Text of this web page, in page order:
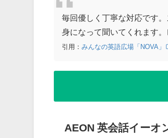
毎回優しく丁寧な対応です
身になって聞いてくれます
引用：みんなの英語広場「NOVA」
AEON 英会話イーオ